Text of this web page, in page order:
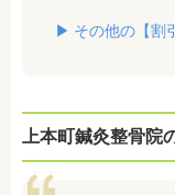
▶︎ その他の【割
上本町鍼灸整骨院